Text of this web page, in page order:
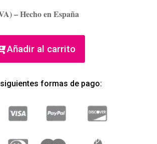
– Hecho en España
Añadir al carrito
formas de pago: